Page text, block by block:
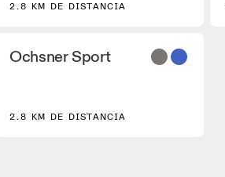
2.8 KM DE DISTANCIA
Ochsner Sport
2.8 KM DE DISTANCIA